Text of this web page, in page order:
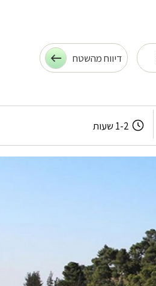
דיווח מהשטח
משך 1-2 שעות